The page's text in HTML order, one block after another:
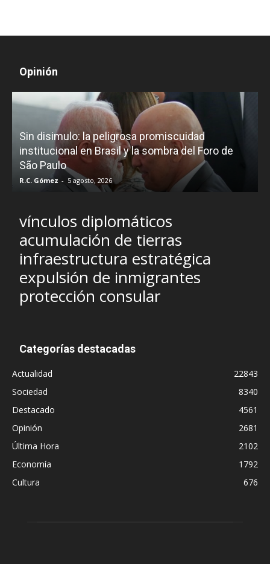
Opinión
Sin disimulo: la peligrosa promiscuidad
institucional en Brasil y la sombra del Foro de
São Paulo
R.C. Gómez - 5 agosto, 2026
vínculos diplomáticos
acumulación de tierras
infraestructura estratégica
expulsión de inmigrantes
protección consular
Categorías destacadas
Actualidad
22843
Sociedad
8340
Destacado
4561
Opinión
2681
Última Hora
2102
Economía
1792
Cultura
676